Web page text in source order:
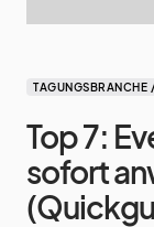
TAGUNGSBRANCHE
Top 7:
sofort